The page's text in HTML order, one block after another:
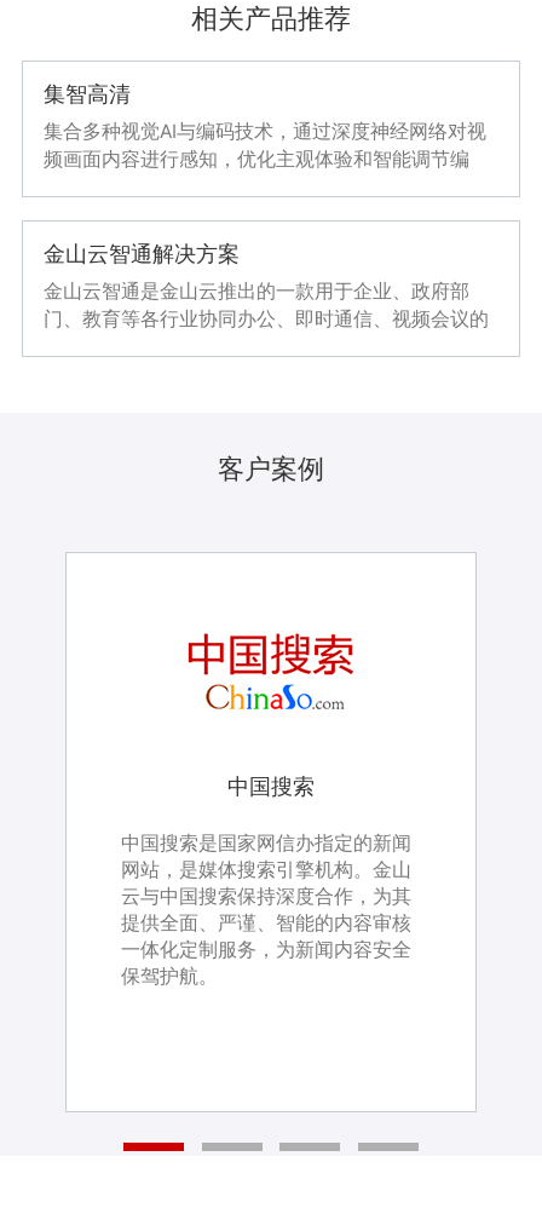
相关产品推荐
集智高清
集合多种视觉AI与编码技术，通过深度神经网络对视
频画面内容进行感知，优化主观体验和智能调节编
输带宽更小，视觉体验更好。
金山云智通解决方案
金山云智通是金山云推出的一款用于企业、政府部
门、教育等各行业协同办公、即时通信、视频会议的
一的门户及协同服务。客户案例
捷成华视网聚
针对客户海量存储和业务转型要
求，金山云为客户提供混合云方
案，通过混合云部署，满足了客户
的海量存储需求，提升客户的运
维、运营效率。建立版权管理机
制，降低版权泄露风险，
中国搜索
中国搜索是国家网信办指定的新闻
网站，是媒体搜索引擎机构。金山
云与中国搜索保持深度合作，为其
提供全面、严谨、智能的内容审核
一体化定制服务，为新闻内容安全
保驾护航。
号百控股
号百控股是中国电信旗下唯一A股
上市公司，致力打造成为中国电信
的内容文化服务集成公司。金山云
与号百在智能媒体领域进行深度合
作，为其提供AI和大数据技术支
持，共同研发智能拆条、智能编辑
人民网科技
金山云为客户建设私有云平台，通
过全面整合各方面资源信息，从而
使资源更加高效、安全、稳定、敏
捷，形成能够为各媒体单位提供整
体服务的基础平台，进一步提高人
民日报社的国际传播能力。
捷成华视网聚
针对客户海量存储和业务转型要
求，金山云为客户提供混合云方
案，通过混合云部署，满足了客户
的海量存储需求，提升客户的运
维、运营效率。建立版权管理机
制，降低版权泄露风险，
中国搜索
中国搜索是国家网信办指定的新闻
网站，是媒体搜索引擎机构。金山
云与中国搜索保持深度合作，为其
提供全面、严谨、智能的内容审核
一体化定制服务，为新闻内容安全
保驾护航。